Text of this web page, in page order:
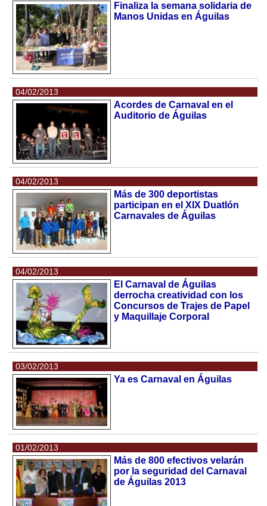
Finaliza la semana solidaria de
Manos Unidas en Águilas
04/02/2013
Acordes de Carnaval en el
Auditorio de Águilas
04/02/2013
Más de 300 deportistas
participan en el XIX Duatlón
Carnavales de Águilas
04/02/2013
El Carnaval de Águilas
derrocha creatividad con los
Concursos de Trajes de Papel
y Maquillaje Corporal
03/02/2013
Ya es Carnaval en Águilas
01/02/2013
Más de 800 efectivos velarán
por la seguridad del Carnaval
de Águilas 2013